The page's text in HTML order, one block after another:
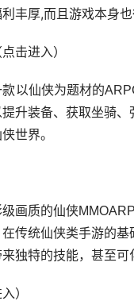
丰厚,而且游戏本身
点击进入）
款以仙侠为题材的
升装备、获取坐骑
世界。
级画质的仙侠
传统仙侠类手游的
独特的技能，甚至
入）